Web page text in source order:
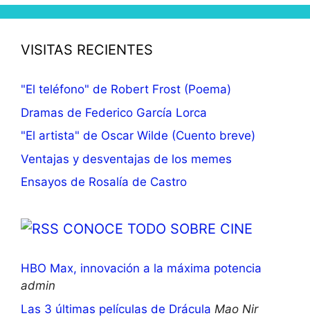
VISITAS RECIENTES
"El teléfono" de Robert Frost (Poema)
Dramas de Federico García Lorca
"El artista" de Oscar Wilde (Cuento breve)
Ventajas y desventajas de los memes
Ensayos de Rosalía de Castro
CONOCE TODO SOBRE CINE
HBO Max, innovación a la máxima potencia
admin
Las 3 últimas películas de Drácula Mao Nir